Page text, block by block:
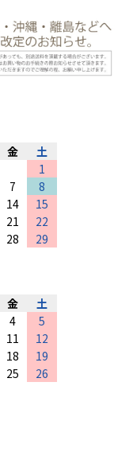
金
土
1
7
8
14
15
21
22
28
29
金
土
4
5
11
12
18
19
25
26